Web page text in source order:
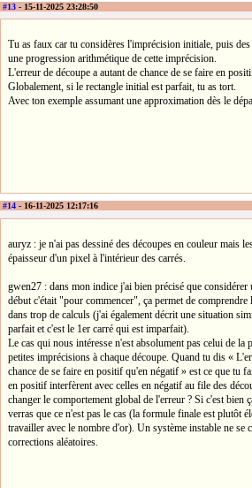
#13 - 15-11-2025 23:28:50
Tu as faux car tu considères l'imprécision initiale, puis
une progression arithmétique de cette imprécision.
L'erreur de découpe a autant de chance de se faire en
Globalement, si le rectangle initial est parfait, tu as tort.
Avec ton exemple assumant une approximation dès le
#14 - 16-11-2025 12:17:16
auryz : je n'ai pas dessiné des découpes en couleur mais
épaisseur d'un pixel à l'intérieur des carrés.
gwen27 : dans mon indice j'ai bien précisé que
début c'était "pour commencer", ça permet de
dans trop de calculs (j'ai également décrit une situation
parfait et c'est le 1er carré qui est imparfait).
Le cas qui nous intéresse n'est absolument pas celui de
petites imprécisions à chaque découpe. Quand tu dis «
chance de se faire en positif qu'en négatif » est ce que tu
en positif interfèrent avec celles en négatif au file des
changer le comportement global de l'erreur ? Si c'est bien
verras que ce n'est pas le cas (la formule finale est plutôt
travailler avec le nombre d'or). Un système instable ne se
corrections aléatoires.